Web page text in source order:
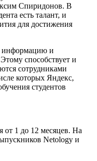
Спиридонов. В
есть талант, и
для достижения
информацию и
способствует и
сотрудниками
которых Яндекс,
студентов
от 1 до 12 месяцев. На
Netology и